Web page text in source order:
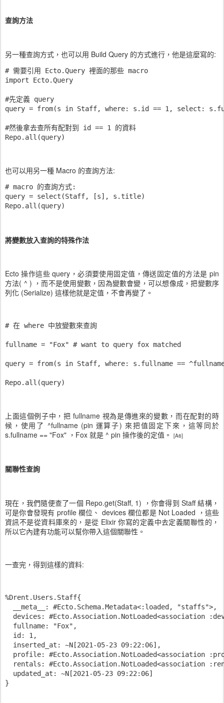
查詢方法
另一種查詢方式，也可以用 Build Query 的方式進行，他是這麼寫的:
# 需要引用 Ecto.Query 裡面的那些 macro
import Ecto.Query
#先定義 query
query = from(s in Staff, where: s.id == 1, select:
#然後拿去查所有配對到 id == 1 的資料
也可以用另一種 Macro 的查詢方法:
# macro 的查詢方式:
query = select(Staff, [s], s.title)
Repo.all(query)
將變數放入查詢的特殊作法
Ecto 操作這些 query，必須要使用固定值，傳送固定值的方法是 pin
方法( ^ ) ，而不是使用變數，因為變數會變，可以想像成，把變數序
列化 (Serialize) 這樣他就是定值，不會再變了。
# 在 where 中放變數來查詢
fullname = "Fox" # want to query fox matched
query = from(s in Staff, where: s.fullname ==
Repo.all(query)
上面這個例子中，把 fullname 視為是傳進來的變數，而在配對的時
候，使用了 ^fullname (pin 運算子) 來把值固定下來，這等同於
s.fullname == "Fox" ，Fox 就是 ^ pin 操作後的定值。
[A6]
關聯性查詢
現在，我們隨便查了一個 Repo.get(Staff, 1) ，你會得到 Staff 結構，
可是你會發現有 profile 欄位、 devices 欄位都是 Not Loaded ，這些
資訊不是從資料庫來的，是從 Elixir 你寫的定義中去定義關聯性的，
所以它內建有功能可以幫你帶入這個關聯性。
一查完，得到這樣的資料:
%Drent.Users.Staff{
  __meta__: #Ecto.Schema.Metadata<:loaded, "staffs">,
devices: #Ecto.Association.NotLoaded<association
  fullname: "Fox",
  id: 1,
  inserted_at: ~N[2021-05-23 09:22:06],
profile: #Ecto.Association.NotLoaded<association
rentals: #Ecto.Association.NotLoaded<association
  updated_at: ~N[2021-05-23 09:22:06]
}